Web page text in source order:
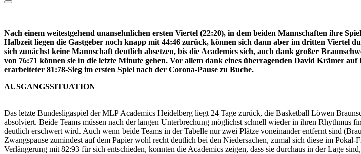
Nach einem weitestgehend unansehnlichen ersten Viertel (22:20), in dem beiden Mannschaften ihre
Halbzeit liegen die Gastgeber noch knapp mit 44:46 zurück, können sich dann aber im dritten Viertel
sich zunächst keine Mannschaft deutlich absetzen, bis die Academics sich, auch dank großer
von 76:71 können sie in die letzte Minute gehen. Vor allem dank eines überragenden David Krämer
erarbeiteter 81:78-Sieg im ersten Spiel nach der Corona-Pause zu Buche.
AUSGANGSSITUATION
Das letzte Bundesligaspiel der MLP Academics Heidelberg liegt 24 Tage zurück, die Basketball Löwen
absolviert. Beide Teams müssen nach der langen Unterbrechung möglichst schnell wieder in ihren Rhythmus
deutlich erschwert wird. Auch wenn beide Teams in der Tabelle nur zwei Plätze voneinander entfernt sind
Zwangspause zumindest auf dem Papier wohl recht deutlich bei den Niedersachen, zumal sich diese im
Verlängerung mit 82:93 für sich entschieden, konnten die Academics zeigen, dass sie durchaus in der Lage